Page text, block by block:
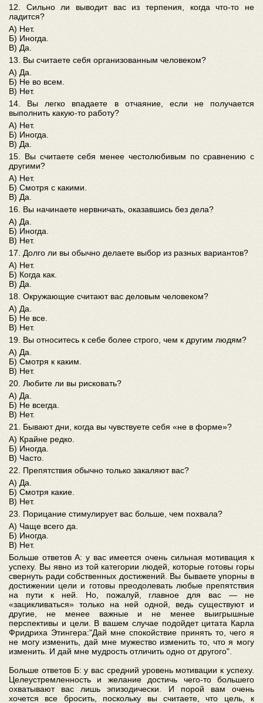
12. Сильно ли выводит вас из терпения, когда что‑то не
ладится?
А) Нет.
Б) Иногда.
В) Да.
13. Вы считаете себя организованным человеком?
А) Да.
Б) Не во всем.
В) Нет.
14. Вы легко впадаете в отчаяние, если не получается
выполнить какую‑то работу?
А) Нет.
Б) Иногда.
В) Да.
15. Вы считаете себя менее честолюбивым по сравнению с
другими?
А) Нет.
Б) Смотря с какими.
В) Да.
16. Вы начинаете нервничать, оказавшись без дела?
А) Да.
Б) Иногда.
В) Нет.
17. Долго ли вы обычно делаете выбор из разных вариантов?
А) Нет.
Б) Когда как.
В) Да.
18. Окружающие считают вас деловым человеком?
А) Да.
Б) Не все.
В) Нет.
19. Вы относитесь к себе более строго, чем к другим людям?
А) Да.
Б) Смотря к каким.
В) Нет.
20. Любите ли вы рисковать?
А) Да.
Б) Не всегда.
В) Нет.
21. Бывают дни, когда вы чувствуете себя «не в форме»?
А) Крайне редко.
Б) Иногда.
В) Часто.
22. Препятствия обычно только закаляют вас?
А) Да.
Б) Смотря какие.
В) Нет.
23. Порицание стимулирует вас больше, чем похвала?
А) Чаще всего да.
Б) Иногда.
В) Нет.
Больше ответов А: у вас имеется очень сильная мотивация к
успеху. Вы явно из той категории людей, которые готовы горы
свернуть ради собственных достижений. Вы бываете упорны в
достижении цели и готовы преодолевать любые препятствия
на пути к ней. Но, пожалуй, главное для вас — не
«зацикливаться» только на ней одной, ведь существуют и
другие, не менее важные и не менее выигрышные
перспективы и цели. В вашем случае подойдет цитата Карла
Фридриха Этингера:"Дай мне спокойствие принять то, чего я
не могу изменить, дай мне мужество изменить то, что я могу
изменить. И дай мне мудрость отличить одно от другого".
Больше ответов Б: у вас средний уровень мотивации к успеху.
Целеустремленность и желание достичь чего‑то большего
охватывают вас лишь эпизодически. И порой вам очень
хочется все бросить, поскольку вы считаете, что цель, к